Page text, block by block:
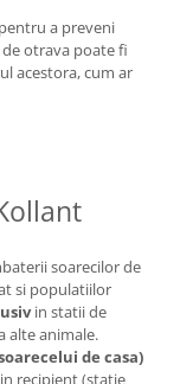
a preveni
otrava poate fi
acestora, cum ar
soarecilor de
si populatiilor
in statii de
alte animale.
de casa)
in recipient (statie